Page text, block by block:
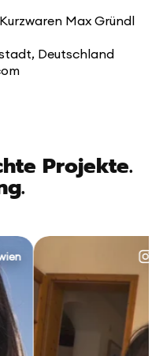
Max Gründl
Deutschland
Projekte.